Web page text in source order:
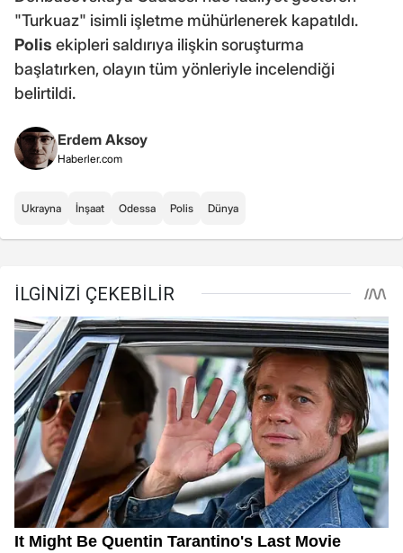
"Turkuaz" isimli işletme mühürlenerek kapatıldı.
Polis ekipleri saldırıya ilişkin soruşturma
başlatırken, olayın tüm yönleriyle incelendiği
belirtildi.
Erdem Aksoy
Haberler.com
Ukrayna İnşaat Odessa Polis Dünya